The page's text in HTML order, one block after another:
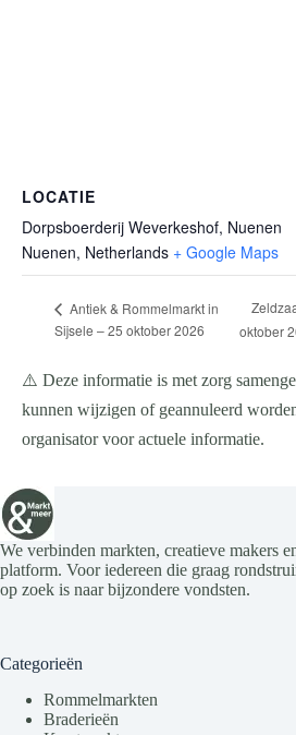
LOCATIE
Dorpsboerderij Weverkeshof, Nuenen
Nuenen, Netherlands + Google Maps
Antiek & Rommelmarkt in
Sijsele – 25 oktober 2026
oktober
⚠️ Deze informatie is met zorg
kunnen wijzigen of geannuleerd
organisator voor actuele informatie.
We verbinden markten, creatieve makers
platform. Voor iedereen die graag
op zoek is naar bijzondere vondsten.
Categorieën
Rommelmarkten
Braderieën